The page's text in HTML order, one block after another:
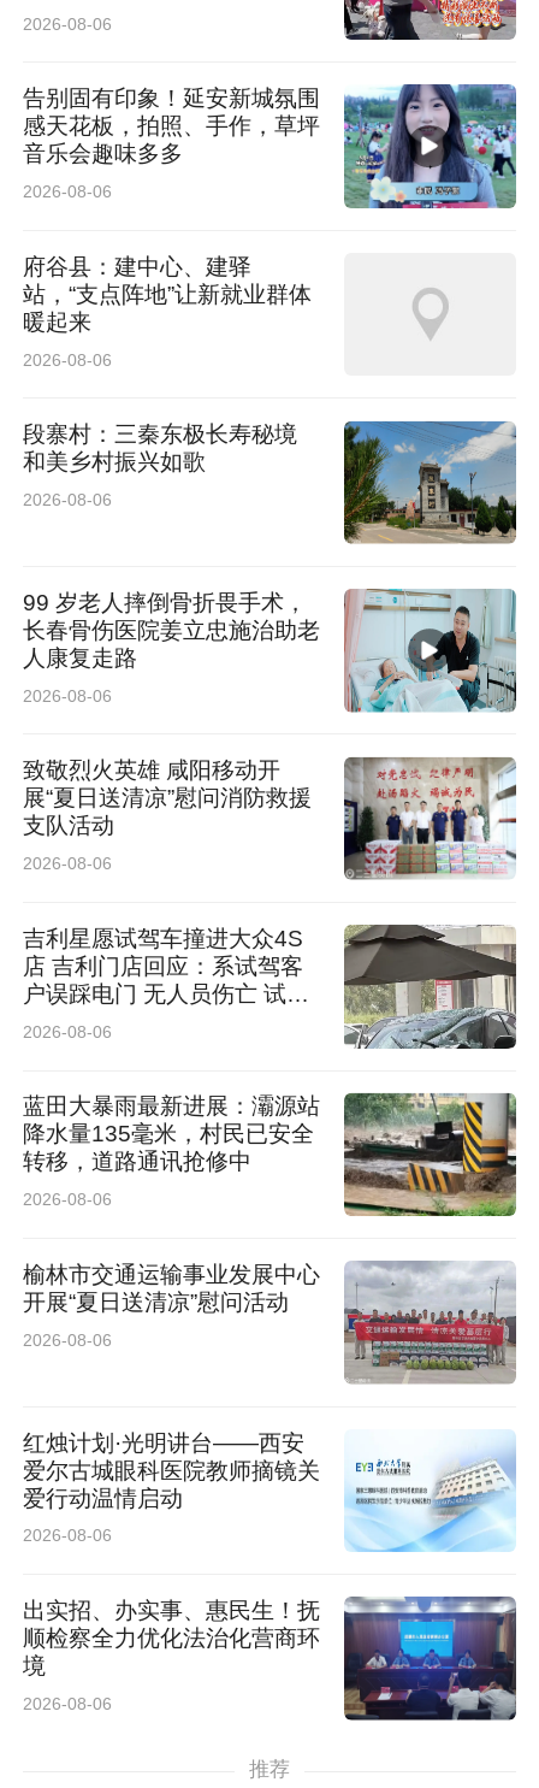
2026-08-06
告别固有印象！延安新城氛围
感天花板，拍照、手作，草坪
音乐会趣味多多
2026-08-06
府谷县：建中心、建驿
站，“支点阵地”让新就业群体
暖起来
2026-08-06
段寨村：三秦东极长寿秘境
和美乡村振兴如歌
2026-08-06
99 岁老人摔倒骨折畏手术，
长春骨伤医院姜立忠施治助老
人康复走路
2026-08-06
致敬烈火英雄 咸阳移动开
展“夏日送清凉”慰问消防救援
支队活动
2026-08-06
吉利星愿试驾车撞进大众4S
店 吉利门店回应：系试驾客
户误踩电门 无人员伤亡 试驾
车有全额保险
2026-08-06
蓝田大暴雨最新进展：灞源站
降水量135毫米，村民已安全
转移，道路通讯抢修中
2026-08-06
榆林市交通运输事业发展中心
开展“夏日送清凉”慰问活动
2026-08-06
红烛计划·光明讲台——西安
爱尔古城眼科医院教师摘镜关
爱行动温情启动
2026-08-06
出实招、办实事、惠民生！抚
顺检察全力优化法治化营商环
境
2026-08-06
推荐